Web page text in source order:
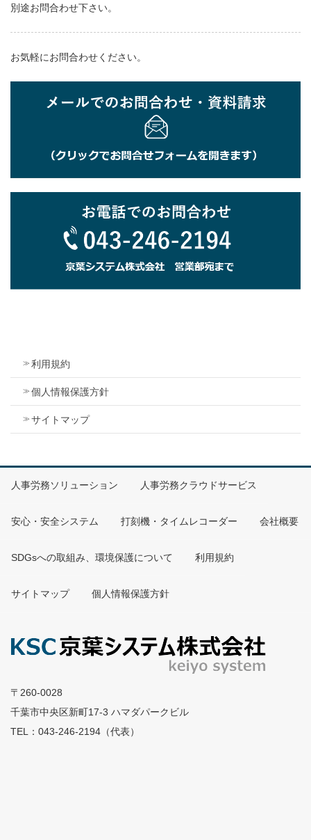
別途お問合わせ下さい。
お気軽にお問合わせください。
利用規約
個人情報保護方針
サイトマップ
人事労務ソリューション 人事労務クラウドサービス
安心・安全システム 打刻機・タイムレコーダー 会社概要
SDGsへの取組み、環境保護について 利用規約
サイトマップ 個人情報保護方針
〒260-0028
千葉市中央区新町17-3 ハマダパークビル
TEL：043-246-2194（代表）